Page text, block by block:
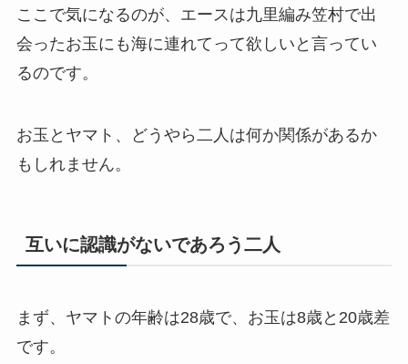
ここで気になるのが、エースは九里編み笠村で出
会ったお玉にも海に連れてって欲しいと言ってい
るのです。
お玉とヤマト、どうやら二人は何か関係があるか
もしれません。
互いに認識がないであろう二人
まず、ヤマトの年齢は28歳で、お玉は8歳と20歳差
です。